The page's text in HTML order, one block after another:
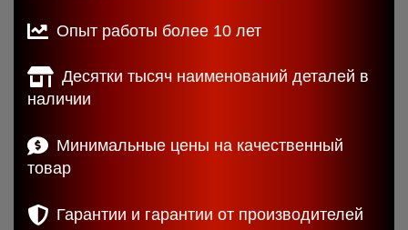
Опыт работы более 10 лет
Десятки тысяч наименований деталей в
наличии
Минимальные цены на качественный
товар
Гарантии и гарантии от производителей